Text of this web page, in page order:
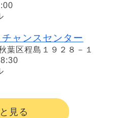
ャンスセンター
葉区程島１９２８－１
見る